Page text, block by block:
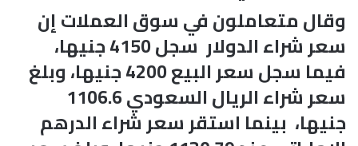
وقال متعاملون في سوق العملات إن
سعر شراء الدولار سجل 4150 جنيها،
فيما سجل سعر البيع 4200 جنيها، وبلغ
سعر شراء الريال السعودي 1106.6
جنيها، بينما استقر سعر شراء الدرهم